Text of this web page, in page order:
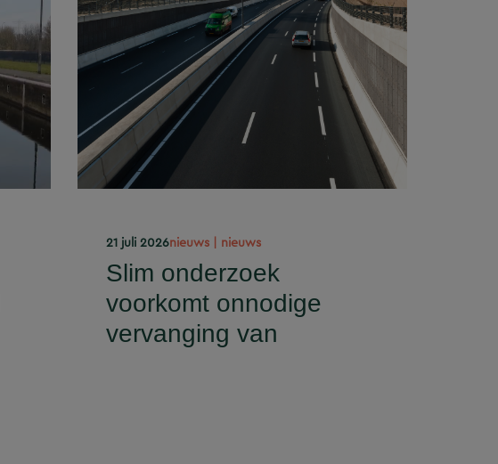
21 juli 2026nieuws | nieuws
Slim onderzoek
voorkomt onnodige
vervanging van